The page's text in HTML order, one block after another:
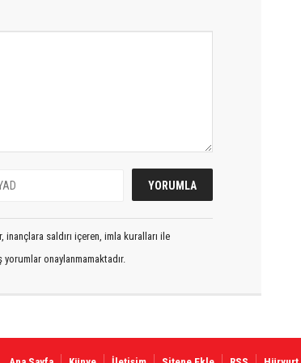
saldırı içeren, imla kuralları ile
onaylanmamaktadır.